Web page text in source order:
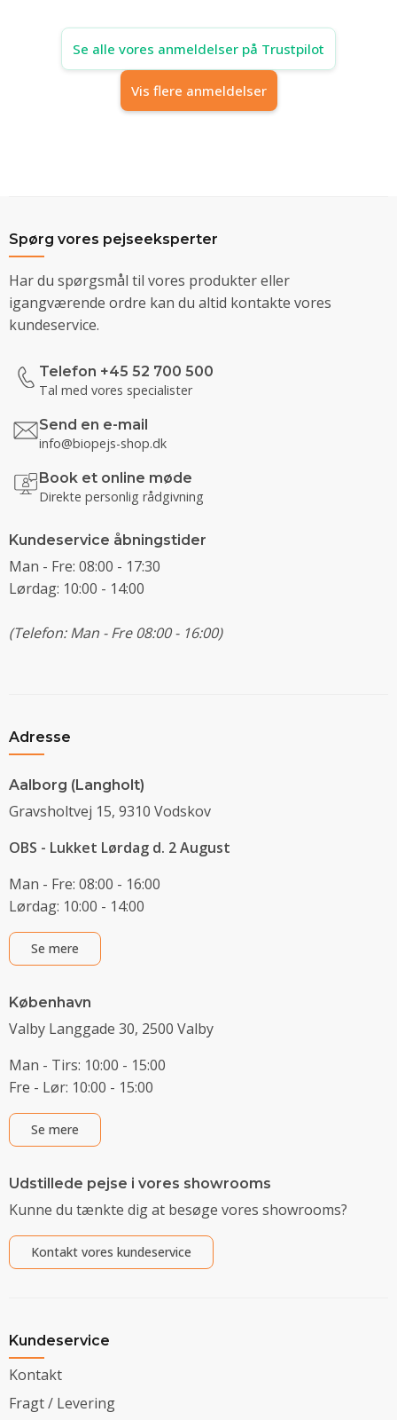
Se alle vores anmeldelser på Trustpilot
Vis flere anmeldelser
Spørg vores pejseeksperter
Har du spørgsmål til vores produkter eller
igangværende ordre kan du altid kontakte vores
kundeservice.
Telefon +45 52 700 500
Tal med vores specialister
Send en e-mail
info@biopejs-shop.dk
Book et online møde
Direkte personlig rådgivning
Kundeservice åbningstider
Man - Fre: 08:00 - 17:30
Lørdag: 10:00 - 14:00
(Telefon: Man - Fre 08:00 - 16:00)
Adresse
Aalborg (Langholt)
Gravsholtvej 15, 9310 Vodskov
OBS - Lukket Lørdag d. 2 August
Man - Fre: 08:00 - 16:00
Lørdag: 10:00 - 14:00
Se mere
København
Valby Langgade 30, 2500 Valby
Man - Tirs: 10:00 - 15:00
Fre - Lør: 10:00 - 15:00
Se mere
Udstillede pejse i vores showrooms
Kunne du tænkte dig at besøge vores showrooms?
Kontakt vores kundeservice
Kundeservice
Kontakt
Fragt / Levering